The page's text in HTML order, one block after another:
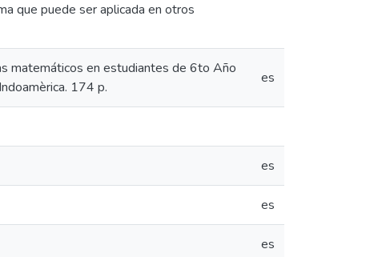
que puede ser aplicada en otros
matemáticos en estudiantes de 6to Año
174 p.
es
es
es
es